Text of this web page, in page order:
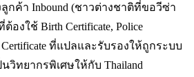
กค้า Inbound (ชาวต่างชาติที่ขอวีซ่า
งใช้ Birth Certificate, Police
Certificate ที่แปลและรับรองให้ถูกระบบ
วิทยากรพิเศษให้กับ Thailand